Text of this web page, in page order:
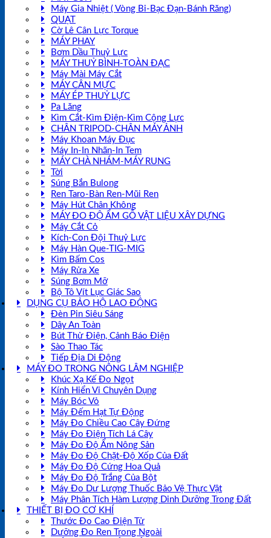
Máy Gia Nhiệt ( Vòng Bi-Bạc Đạn-Bánh Răng)
QUẠT
Cờ Lê Cân Lực Torque
MÁY PHAY
Bơm Dầu Thuỷ Lực
MÁY THUỶ BÌNH-TOÀN ĐẠC
Máy Mài Máy Cắt
MÁY CÂN MỰC
MÁY ÉP THUỶ LỰC
Pa Lăng
Kìm Cắt-Kìm Điện-Kìm Cộng Lực
CHÂN TRIPOD-CHÂN MÁY ẢNH
Máy Khoan Máy Đục
Máy In-In Nhãn-In Tem
MÁY CHÀ NHÁM-MÁY RUNG
Tời
Súng Bắn Bulong
Ren Taro-Bàn Ren-Mũi Ren
Máy Hút Chân Không
MÁY ĐO ĐỘ ẨM GỖ VẬT LIỆU XÂY DỰNG
Máy Cắt Cỏ
Kích-Con Đội Thuỷ Lực
Máy Hàn Que-TIG-MIG
Kìm Bấm Cos
Máy Rửa Xe
Súng Bơm Mỡ
Bộ Tô Vít Lục Giác Sao
DỤNG CỤ BẢO HỘ LAO ĐỘNG
Đèn Pin Siêu Sáng
Dây An Toàn
Bút Thử Điện, Cảnh Báo Điện
Sào Thao Tác
Tiếp Địa Di Động
MÁY ĐO TRONG NÔNG LÂM NGHIỆP
Khúc Xạ Kế Đo Ngọt
Kính Hiển Vi Chuyên Dụng
Máy Bóc Vỏ
Máy Đếm Hạt Tự Động
Máy Đo Chiều Cao Cây Đứng
Máy Đo Điện Tích Lá Cây
Máy Đo Độ Ẩm Nông Sản
Máy Đo Độ Chặt-Độ Xốp Của Đất
Máy Đo Độ Cứng Hoa Quả
Máy Đo Độ Trắng Của Bột
Máy Đo Dư Lượng Thuốc Bảo Vệ Thực Vật
Máy Phân Tích Hàm Lượng Dinh Dưỡng Trong Đất
THIẾT BỊ ĐO CƠ KHÍ
Thước Đo Cao Điện Tử
Dưỡng Đo Ren Trong Ngoài